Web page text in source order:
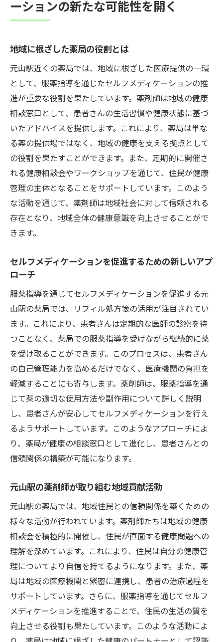
薬局での体験がもたらす健康意識の変化
薬剤師が患者のセルフメディケーションを支援
セルフメディケーションの基礎知識
薬剤師が提供する専門的アドバイスの重要
患者の自己管理能力を高める方法
継続的なサポートがもたらす効果
薬剤師と患者の信頼関係構築の鍵
地域社会における薬剤師の貢献
服薬指導がもたらす患者のQOL向上と信頼関係
の構築
服薬指導で得られる生活の質の向上とは
技術
QOL向上を実現するための具体的な支援策
患者のフィードバックを活用したサービス
改善
服薬指導の成果を測る指標とは
リフィル処方箋の活用でセルフメディケーショ
ンを促進する方法
リフィル処方箋の仕組みとその利点
患者に合ったリフィル処方箋の選び方
リフィル処方箋を活かした服薬指導の実践
例
処方箋の役割
患者の負担を軽減するための活用法
リフィル処方箋に関する法律と規制の理解
健康相談窓口としての薬局の進化とその役割
薬局が健康相談窓口となる背景
相談窓口としての薬局の機能とメリット
薬剤師が果たす健康相談の実例
患者に寄り添う相談窓口の作り方
健康相談窓口としての薬局の未来展望
地域住民の健康維持に貢献する方法
ーションの新たな可能性を開く
地域に根ざした薬局の役割とは
元山駅近くの薬局では、地域に根ざした医療提供の一環
として、服薬指導を通じたセルフメディケーションの推
進が重要な役割を果たしています。薬剤師は地域の健康
相談窓口として、患者さんの生活習慣や健康状態に基づ
いたアドバイスを提供します。これにより、薬局は単な
る薬の提供場ではなく、地域の健康を支える拠点として
の役割を果たすことができます。また、定期的に開催さ
れる健康相談会やワークショップを通じて、住民が健康
管理の主体となることをサポートしています。このよう
な活動を通じて、薬剤師は地域社会に対して信頼される
存在となり、地域全体の健康意識を向上させることがで
きます。
セルフメディケーションを促進するための新しいアプ
ローチ
服薬指導を通じてセルフメディケーションを促進する元
山駅の薬局では、リフィル処方箋の活用が注目されてい
ます。これにより、患者さんは定期的な医師の診察を待
つことなく、薬局での服薬指導を受けながら継続的に薬
を受け取ることができます。このプロセスは、患者さん
の自己管理能力を高めるだけでなく、医療機関の負担を
軽減することにも寄与します。薬剤師は、服薬指導を通
じて薬の適切な使用方法や副作用について詳しく説明
し、患者さんが安心してセルフメディケーションを行え
るようサポートしています。このようなアプローチによ
り、薬局が健康の相談窓口として進化し、患者さんとの
信頼関係の構築が可能になります。
元山駅の薬剤師が取り組む地域貢献活動
元山駅の薬局では、地域住民との信頼関係を築くための
様々な活動が行われています。薬剤師たちは地域の健康
相談会を積極的に開催し、住民が直面する健康問題への
理解を深めています。これにより、住民は自分の健康管
理についてより自信を持てるようになります。また、薬
局は地域の医療機関と緊密に連携し、患者の治療過程を
サポートしています。さらに、服薬指導を通じてセルフ
メディケーションを推進することで、住民の生活の質を
向上させる役割も果たしています。このような活動によ